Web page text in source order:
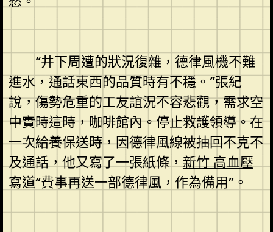
“井下周遭的狀況復雜，德律風機不難
進水，通話東西的品質時有不穩。”張紀
說，傷勢危重的工友誼況不容悲觀，需求空
中實時這時，咖啡館內。停止救護領導。在
一次給養保送時，因德律風線被抽回不克不
及通話，他又寫了一張紙條，新竹 高血壓
寫道“費事再送一部德律風，作為備用”。